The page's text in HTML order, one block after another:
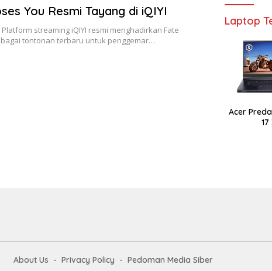
You Resmi Tayang di iQIYI
streaming iQIYI resmi menghadirkan Fate
tontonan terbaru untuk penggemar…
Laptop
Acer
17
About Us Privacy Policy
Pedoman Media Siber